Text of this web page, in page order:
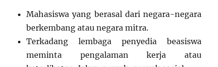
Mahasiswa yang berasal dari negara-negara
berkembang atau negara mitra.
Terkadang lembaga penyedia beasiswa
meminta pengalaman kerja atau